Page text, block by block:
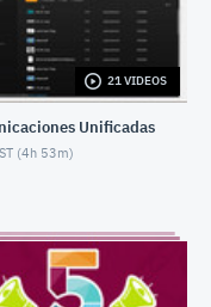
30 JUNIO 2025
14 JULIO 2025
28 de julio 2025
21 VIDEOS
Unificadas
(4h 53m)